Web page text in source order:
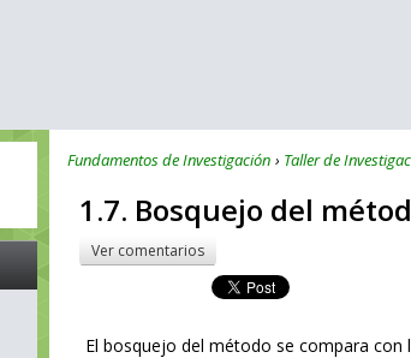
Fundamentos de Investigación Taller de
1.7. Bosquejo del
Ver comentarios
El bosquejo del método se compara